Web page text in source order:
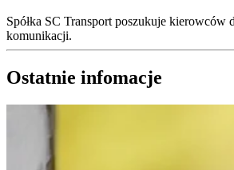
Spółka SC Transport poszukuje kierowców
komunikacji.
Ostatnie infomacje